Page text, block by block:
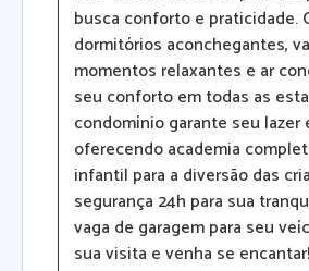
busca conforto e praticidade.
dormitórios aconchegantes,
momentos relaxantes e ar
seu conforto em todas as
condomínio garante seu lazer
oferecendo academia
infantil para a diversão das
segurança 24h para sua
vaga de garagem para seu
sua visita e venha se encantar!